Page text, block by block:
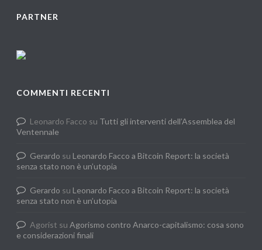
PARTNER
COMMENTI RECENTI
Leonardo Facco su Tutti gli interventi dell’Assemblea del
Ventennale
Gerardo su Leonardo Facco a Bitcoin Report: la società
senza stato non è un’utopia
Gerardo su Leonardo Facco a Bitcoin Report: la società
senza stato non è un’utopia
Agorist suAgorismo contro Anarco-capitalismo: cosa sono
e considerazioni finali